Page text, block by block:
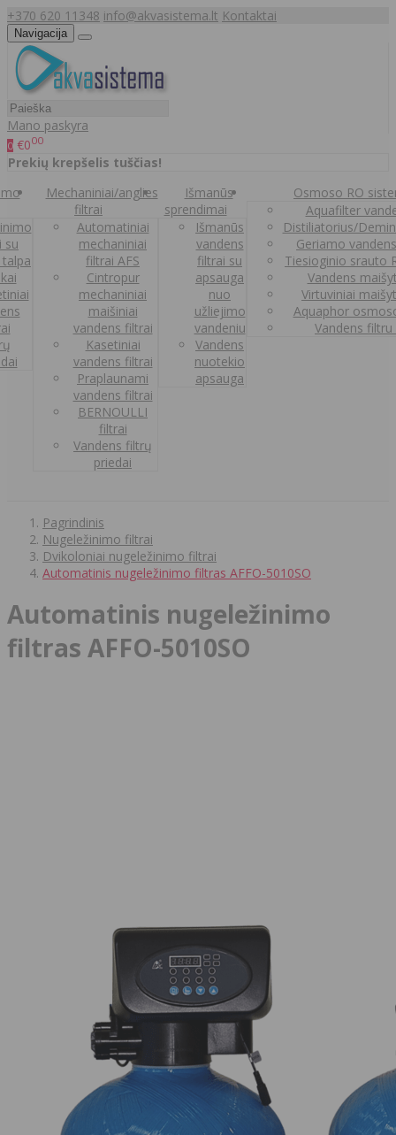
+370 620 11348 info@akvasistema.lt Kontaktai
Navigacija
Mano paskyra
0 €000
Prekių krepšelis tuščias!
su
Mechaniniai/anglies
filtrai
Automatiniai
mechaniniai
filtrai AFS
Cintropur
mechaniniai
maišiniai
vandens filtrai
Kasetiniai
vandens filtrai
Praplaunami
vandens filtrai
BERNOULLI
filtrai
Vandens filtrų
priedai
Išmanūs
sprendimai
Išmanūs
vandens
filtrai su
apsauga
nuo
užliejimo
vandeniu
Vandens
nuotekio
apsauga
Osmoso RO
Aquafilter
Distiliatorius/
Geriamo
Tiesioginio srauto
Vandens
Virtuviniai
Aquaphor
Vandens filtru
Pagrindinis
Nugeležinimo filtrai
Dvikoloniai nugeležinimo filtrai
Automatinis nugeležinimo filtras AFFO-5010SO
Automatinis nugeležinimo
filtras AFFO-5010SO